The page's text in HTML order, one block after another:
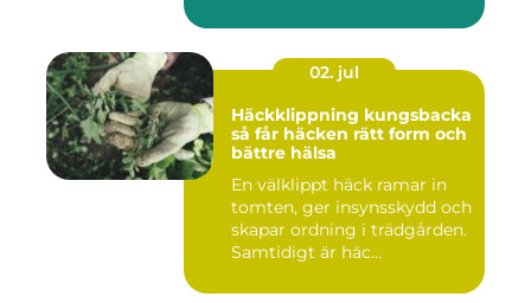
02. jul
Häckklippning kungsbacka
så får häcken rätt form och
bättre hälsa
En välklippt häck ramar in
tomten, ger insynsskydd och
skapar ordning i trädgården.
Samtidigt är häc...